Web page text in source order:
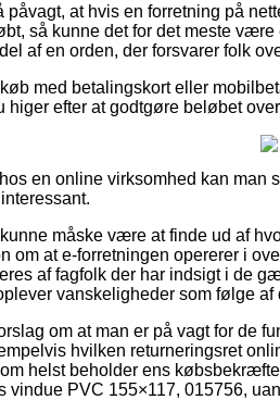
at hvis en forretning på
så kunne det for det meste
af en orden, der forsvarer folk
med betalingskort eller
higer efter at godtgøre beløbet
en online virksomhed kan
måske være at finde ud af
om at e-forretningen opererer i
af fagfolk der har indsigt i de
vanskeligheder som følge af
om at man er på vagt for de
hvilken returneringsret
helst beholder ens
vindue PVC 155×117, 015756,